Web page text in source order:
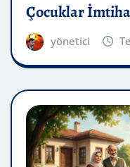
Çocuklar
yönetici